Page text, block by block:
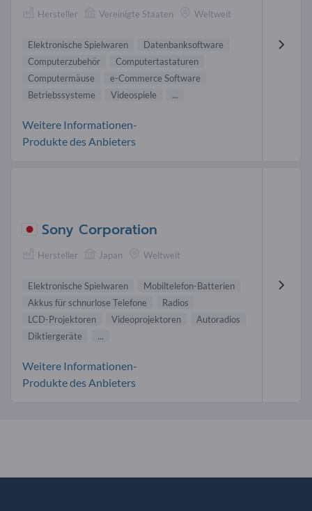
Hersteller Vereinigte Staaten Weltweit
Elektronische Spielwaren
Datenbanksoftware
Computerzubehör
Computertastaturen
Computermäuse
e-Commerce Software
Betriebssysteme
Videospiele ...
Weitere Informationen-
Produkte des Anbieters
Sony Corporation
Hersteller Japan Weltweit
Elektronische Spielwaren
Mobiltelefon-Batterien
Akkus für schnurlose Telefone
Radios
LCD-Projektoren
Videoprojektoren
Autoradios
Diktiergeräte
...
Weitere Informationen-
Produkte des Anbieters